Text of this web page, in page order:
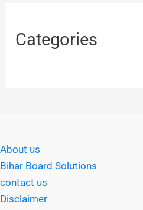
Categories
About us
Bihar Board Solutions
contact us
Disclaimer